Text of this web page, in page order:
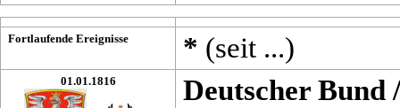
Fortlaufende Ereignisse * (seit ...)
01.01.1816 Deutscher Bund